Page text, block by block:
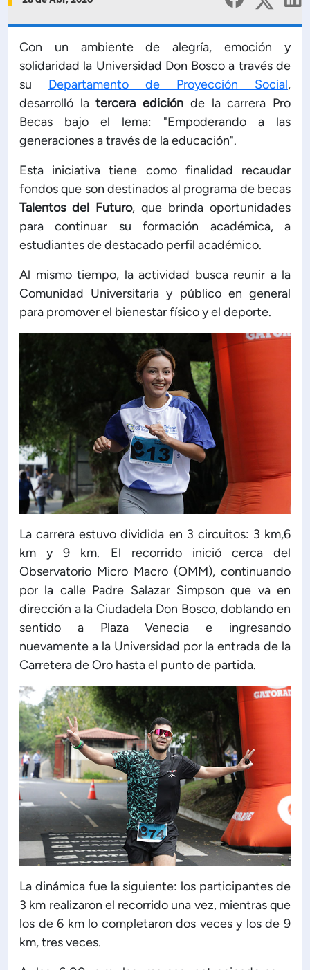
Capacitación Institucional
Estructura organizativa
Rector
Académica
Secretaría General
de Gestión Institucional
de Administración y Finanzas
Profesional e Internacionalización
Calidad Académica
Políticas institucionales
Acreditaciones
Boletín de noticias
Línea de tiempo
Publicaciones
Con un ambiente de alegría, emoción y
solidaridad la Universidad Don Bosco a través de
su Departamento de Proyección Social,
desarrolló latercera edición de la carrera Pro
Becas bajo el lema: "Empoderando a las
generaciones a través de la educación".
Esta iniciativa tiene como finalidad recaudar
fondos que son destinados al programa de becas
Talentos del Futuro, que brinda oportunidades
para continuar su formación académica, a
estudiantes de destacado perfil académico.
Al mismo tiempo, la actividad busca reunir a la
Comunidad Universitaria y público en general
para promover el bienestar físico y el deporte.
La carrera estuvo dividida en 3 circuitos: 3 km,6
km y 9 km. El recorrido inició cerca del
Observatorio Micro Macro (OMM), continuando
por la calle Padre Salazar Simpson que va en
dirección a la Ciudadela Don Bosco, doblando en
sentido a Plaza Venecia e ingresando
nuevamente a la Universidad por la entrada de la
Carretera de Oro hasta el punto de partida.
La dinámica fue la siguiente: los participantes de
3 km realizaron el recorrido una vez, mientras que
los de 6 km lo completaron dos veces y los de 9
km, tres veces.